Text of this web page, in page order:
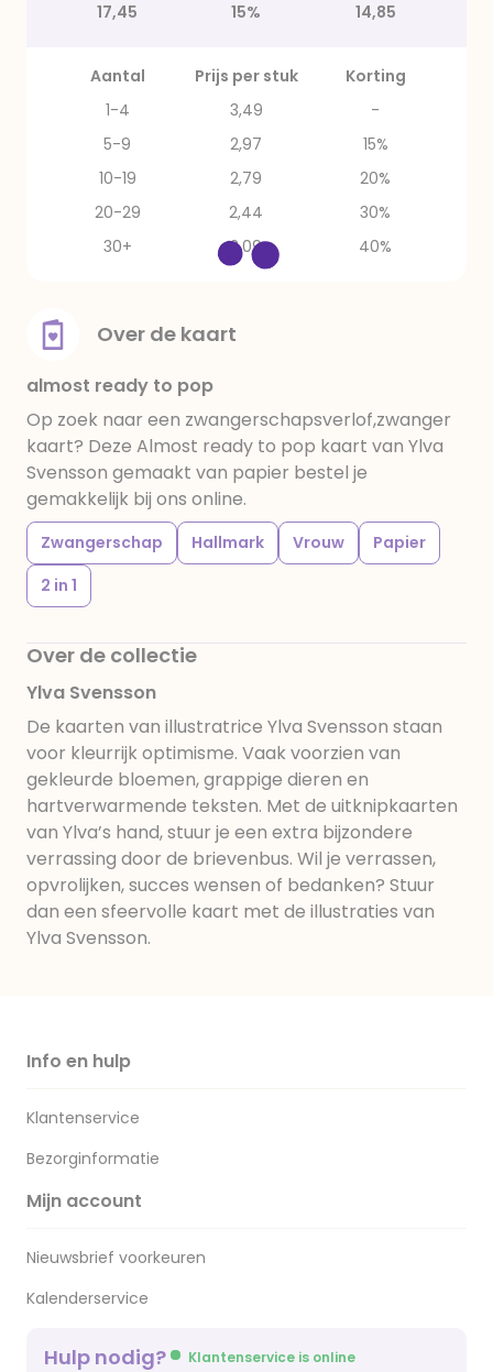
17,45
15% 14,85
Aantal Prijs per stuk
Korting
1-4
3,49
-
5-9
2,97
15%
10-19
2,79
20%
20-29
2,44
30%
30+
2,09 40%
Over de kaart
almost ready to pop
Op zoek naar een zwangerschapsverlof,zwanger
kaart? Deze Almost ready to pop kaart van Ylva
Svensson gemaakt van papier bestel je
gemakkelijk bij ons online.
Zwangerschap Hallmark Vrouw
Papier
2 in 1
Over de collectie
Ylva Svensson
De kaarten van illustratrice Ylva Svensson staan
voor kleurrijk optimisme. Vaak voorzien van
gekleurde bloemen, grappige dieren en
hartverwarmende teksten. Met de uitknipkaarten
van Ylva’s hand, stuur je een extra bijzondere
verrassing door de brievenbus. Wil je verrassen,
opvrolijken, succes wensen of bedanken? Stuur
dan een sfeervolle kaart met de illustraties van
Ylva Svensson.
Info en hulp
Klantenservice
Bezorginformatie
Mijn account
Nieuwsbrief voorkeuren
Kalenderservice
Hulp nodig? Klantenservice is online